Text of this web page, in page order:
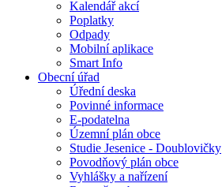
Kalendář akcí
Poplatky
Odpady
Mobilní aplikace
Smart Info
Obecní úřad
Úřední deska
Povinné informace
E-podatelna
Územní plán obce
Studie Jesenice - Doublovičky
Povodňový plán obce
Vyhlášky a nařízení